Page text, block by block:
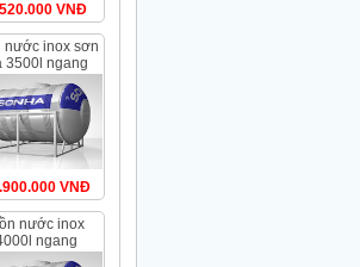
VNĐ
3500l ngang
VNĐ
ngang
(ø1420)